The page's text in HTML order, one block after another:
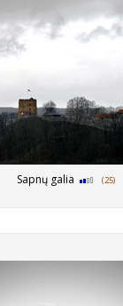
Sapnų galia (25)